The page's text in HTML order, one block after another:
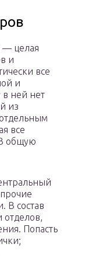
— целая
и
все
и
в ней нет
из
все
общую
В состав
отделов,
Попасть